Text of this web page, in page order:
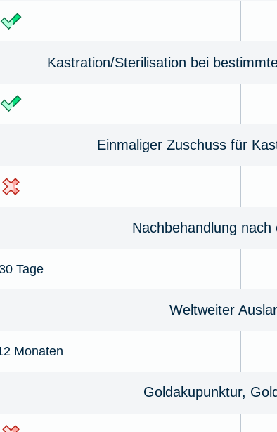
Kastration/Sterilisation bei
Einmaliger Zuschuss für
Nachbehandlung
Tage
Weltweiter
Monaten
Goldakupunktur,